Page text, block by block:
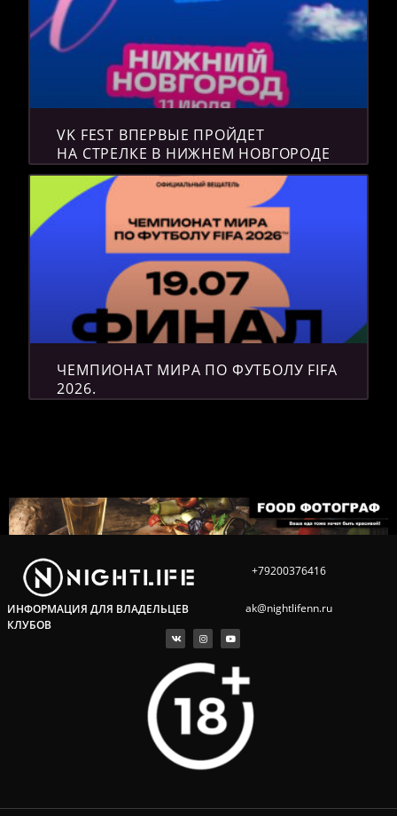
VK FEST ВПЕРВЫЕ ПРОЙДЕТ
НА СТРЕЛКЕ В НИЖНЕМ НОВГОРОДЕ
ЧЕМПИОНАТ МИРА ПО ФУТБОЛУ FIFA
2026.
ИНФОРМАЦИЯ ДЛЯ ВЛАДЕЛЬЦЕВ
КЛУБОВ
+79200376416
ak@nightlifenn.ru